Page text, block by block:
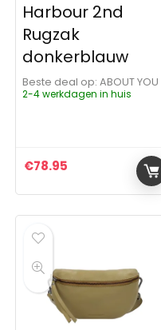
Harbour 2nd
Rugzak
donkerblauw
Beste deal op:
ABOUT YOU
2-4 werkdagen in huis
€78.95